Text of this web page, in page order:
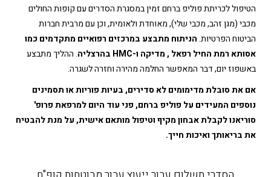
הטיפול לכריתת פוליפ ברחם זמין במסגרת הסדרים עם קופות החולים
מכבי (מגן זהב, מכבי שלי), מאוחדת ולאומית, וכן עם מרבית חברות
הביטוח הפרטיות.הניתוח מתבצע במרכזים רפואיים מתקדמים כמו
אסותא רמת החיל רפאל , מדיקה ו-HMC בהרצליה
. ההליך מתבצע
באשפוז יום, דבר המאפשר החלמה מהירה וחזרה לשגרה.
אם את סובלת מדימומים לא סדירים, בעיות פוריות או תסמינים
נוספים המעידים על פוליפ ברחם, פני עוד היום למרפאת פרופ'
סוריאנו לקבלת אבחון מקיף וטיפול מותאם אישית, על מנת להבטיח
את בריאותך ואיכות חייך.